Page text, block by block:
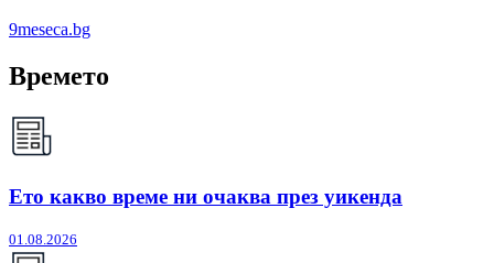
9meseca.bg
Времето
Ето какво време ни очаква през уикенда
01.08.2026